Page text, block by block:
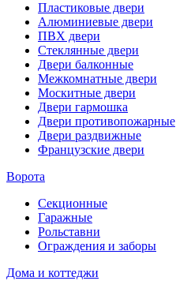
Пластиковые двери
Алюминиевые двери
ПВХ двери
Стеклянные двери
Двери балконные
Межкомнатные двери
Москитные двери
Двери гармошка
Двери противопожарные
Двери раздвижные
Французские двери
Ворота
Секционные
Гаражные
Рольставни
Ограждения и заборы
Дома и коттеджи